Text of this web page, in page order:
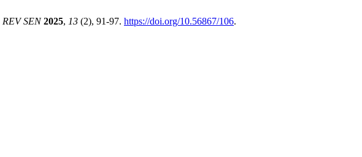
REV SEN 2025, 13 (2), 91-97. https://doi.org/10.56867/106.